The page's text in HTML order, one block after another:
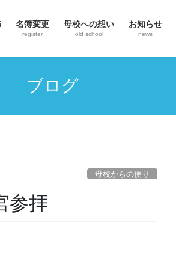
名簿変更
register
母校への想い
old school
お知らせ
news
ブログ
母校からの便り
参拝